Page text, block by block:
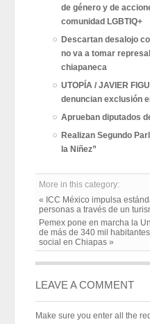
de género y de
comunidad LGBTIQ+
Descartan desalojo
no va a tomar
chiapaneca
UTOPÍA / JAVIER
denuncian exclusión
Aprueban diputados
Realizan Segundo
la Niñez”
More in this category:
« ICC México impulsa
personas a través de un
Pemex pone en marcha la
de más de 340 mil
social en Chiapas »
LEAVE A COMMENT
Make sure you enter all the